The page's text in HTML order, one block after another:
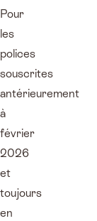
Pour
les
polices
souscrites
antérieurement
à
février
2026
et
toujours
en